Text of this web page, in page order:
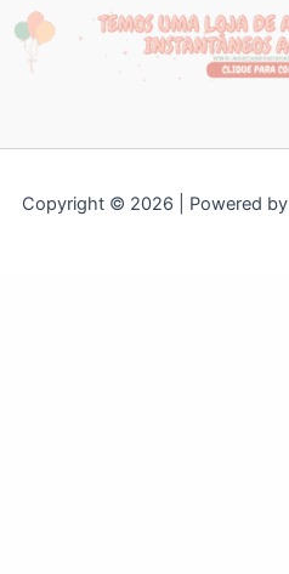
Copyright © 2026 | Powered by